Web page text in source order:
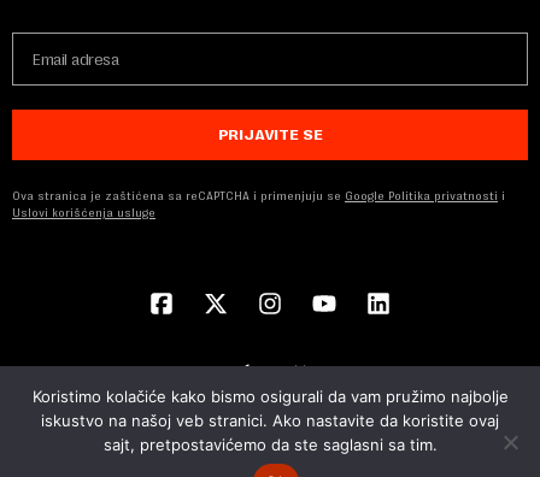
PRIJAVITE SE
Ova stranica je zaštićena sa reCAPTCHA i primenjuju se Google Politika privatnosti i
Uslovi korišćenja usluge
© 2026 NOVA EKONOMIJA | SVA PRAVA ZADŽANA | DEVELOPED BY
Koristimo kolačiće kako bismo osigurali da vam pružimo najbolje
iskustvo na našoj veb stranici. Ako nastavite da koristite ovaj
sajt, pretpostavićemo da ste saglasni sa tim.